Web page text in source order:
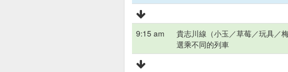
9:15 am
貴志川線（小玉／草莓／玩具
選乘不同的列車